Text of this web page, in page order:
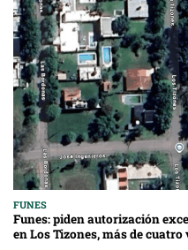
FUNES
Funes: piden autorización
en Los Tizones, más de